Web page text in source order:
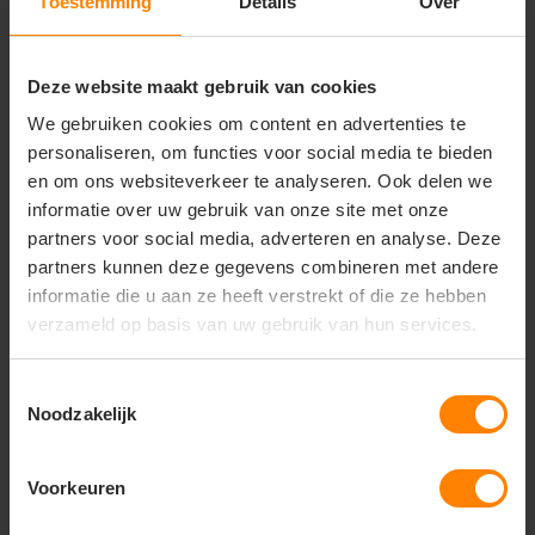
Deze website maakt gebruik van cookies
We gebruiken cookies om content en advertenties te
personaliseren, om functies voor social media te bieden
en om ons websiteverkeer te analyseren. Ook delen we
informatie over uw gebruik van onze site met onze
partners voor social media, adverteren en analyse. Deze
partners kunnen deze gegevens combineren met andere
informatie die u aan ze heeft verstrekt of die ze hebben
verzameld op basis van uw gebruik van hun services.
Noodzakelijk
Voorkeuren
• Artikelnummer: 811939
• Type: heren sportshirt
• Stofgewicht: 140 g/m²
• Dry fit / ademend
• Mesh structuur
• Raglanmouwen voor bewegingsvrijheid
• Langer rugpand
• Verstevigde kraag
• Dubbel gestikte afwerking
• Geschikt voor sublimatie
op met onze
call +31(0)418 511 972